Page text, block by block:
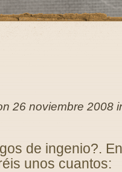
26 noviembre 2008
de ingenio?.
unos cuantos: